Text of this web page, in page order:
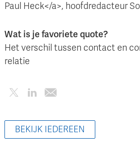
Paul Heck</a>, hoofdredacteur
Wat is je favoriete quote?
Het verschil tussen contact en
relatie
BEKIJK IEDEREEN